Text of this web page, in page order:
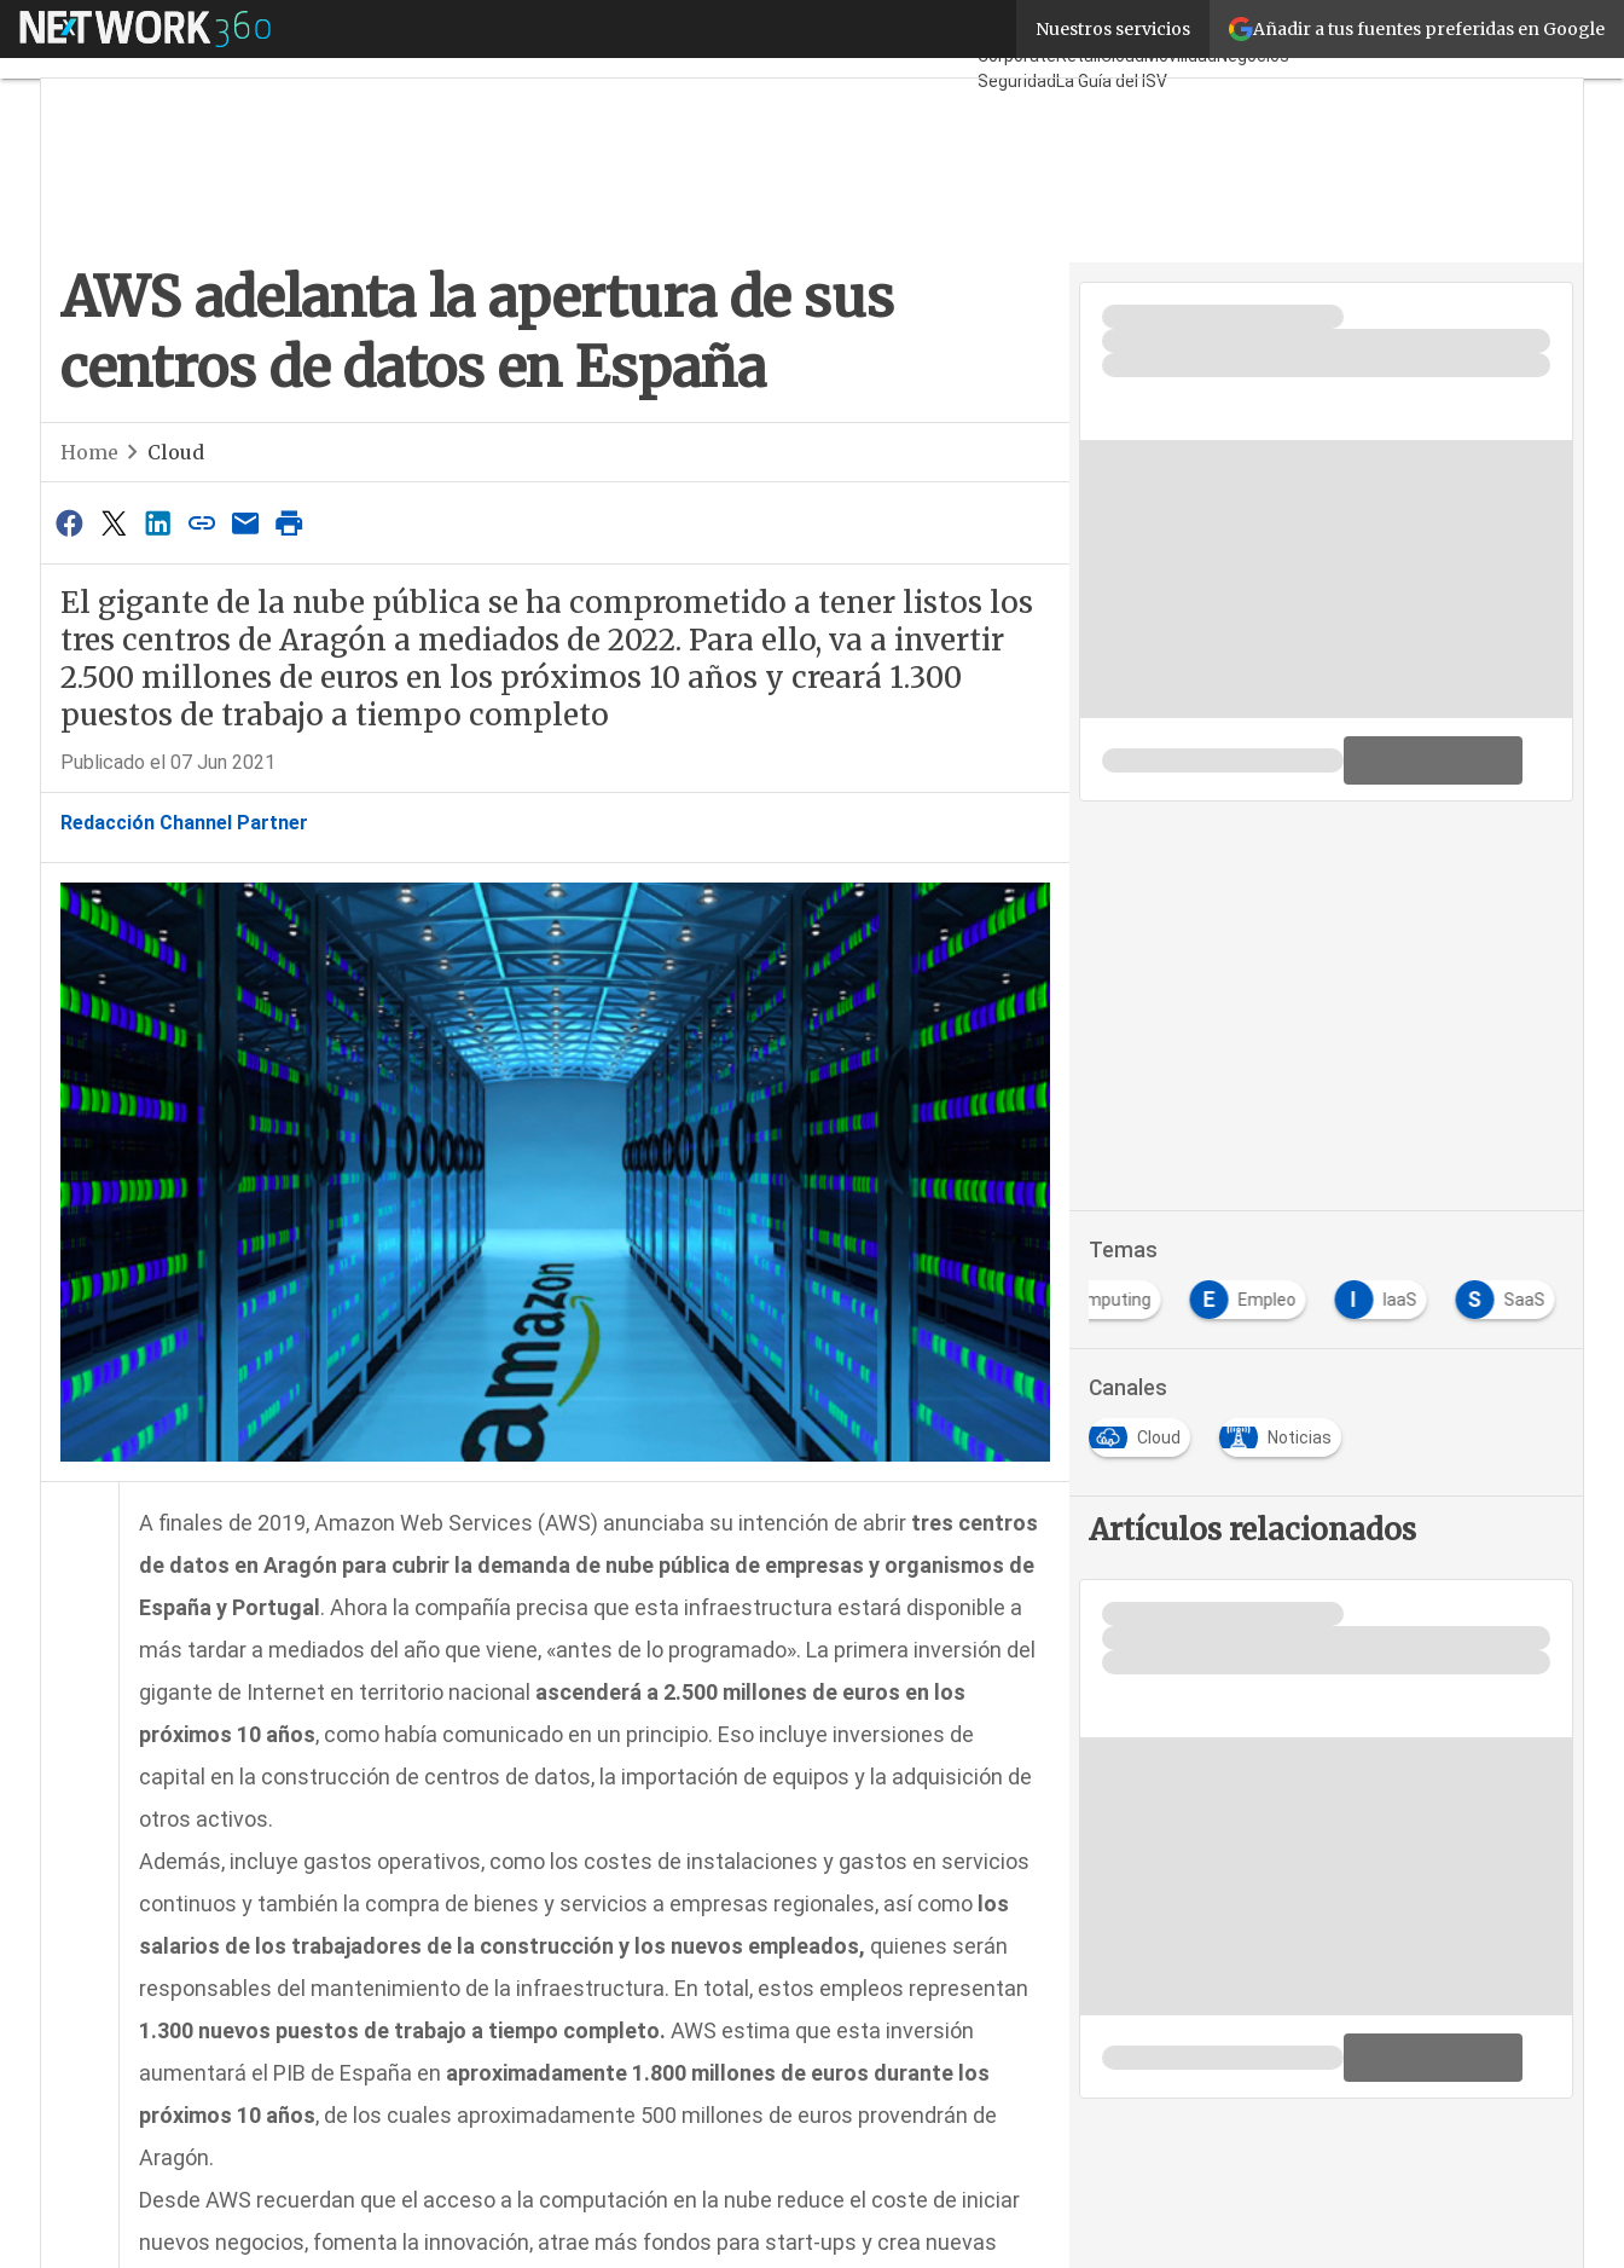
Añadir a tus fuentes preferidas en Google
Nuestros servicios
Menú FabricantesMayoristasTicPymes
CorporateRetailCloudMovilidadNegocios
SeguridadLa Guía del ISV
AWS adelanta la apertura de sus
centros de datos en España
Home Cloud
El gigante de la nube pública se ha comprometido a tener listos los
tres centros de Aragón a mediados de 2022. Para ello, va a invertir
2.500 millones de euros en los próximos 10 años y creará 1.300
puestos de trabajo a tiempo completo
Publicado el 07 Jun 2021
Redacción Channel Partner
A finales de 2019, Amazon Web Services (AWS) anunciaba su intención de abrirtres centros
de datos en Aragón para cubrir la demanda de nube pública de empresas y organismos de
España y Portugal. Ahora la compañía precisa que esta infraestructura estará disponible a
más tardar a mediados del año que viene, «antes de lo programado». La primera inversión del
gigante de Internet en territorio nacional ascenderá a 2.500 millones de euros en los
próximos 10 años, como había comunicado en un principio. Eso incluye inversiones de
capital en la construcción de centros de datos, la importación de equipos y la adquisición de
otros activos.
Además, incluye gastos operativos, como los costes de instalaciones y gastos en servicios
continuos y también la compra de bienes y servicios a empresas regionales, así como los
salarios de los trabajadores de la construcción y los nuevos empleados, quienes serán
responsables del mantenimiento de la infraestructura. En total, estos empleos representan
1.300 nuevos puestos de trabajo a tiempo completo. AWS estima que esta inversión
aumentará el PIB de España en aproximadamente 1.800 millones de euros durante los
próximos 10 años, de los cuales aproximadamente 500 millones de euros provendrán de
Aragón.
Desde AWS recuerdan que el acceso a la computación en la nube reduce el coste de iniciar
nuevos negocios, fomenta la innovación, atrae más fondos para start-ups y crea nuevas
Temas
C Cloud Computing E Empleo IaaS S SaaS
Canales
Cloud Noticias
Artículos relacionados